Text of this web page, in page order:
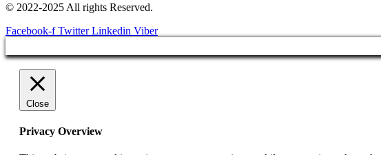
© 2022-2025 All rights Reserved.
Facebook-f Twitter Linkedin Viber
Close
Privacy Overview